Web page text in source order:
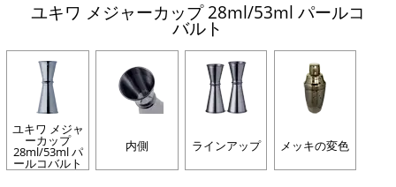
ユキワ メジャーカップ 28ml/53ml パールコ
バルト
ユキワ メジャ
ーカップ
28ml/53ml パ
ールコバルト
内側 ラインアップ メッキの変色